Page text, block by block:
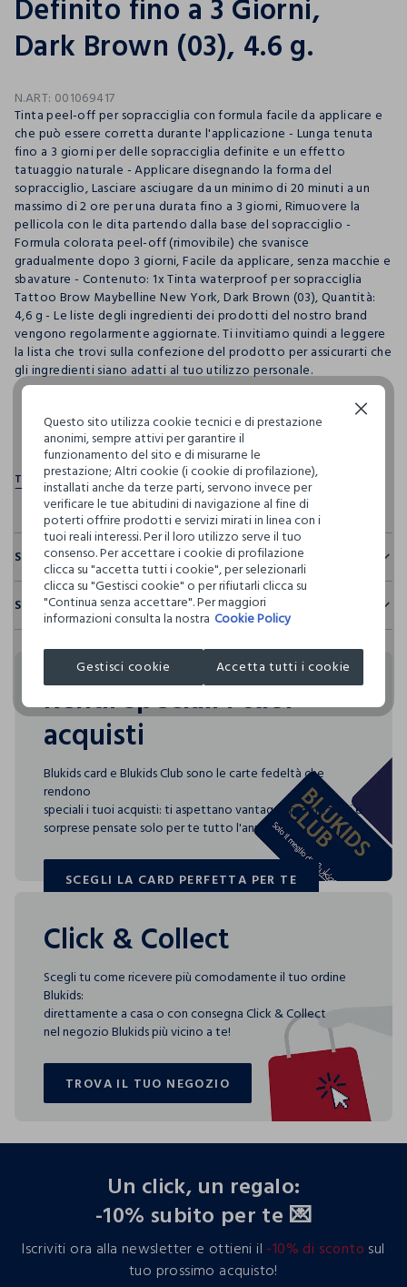
Definito fino a 3 Giorni,
Dark Brown (03), 4.6 g.
N.ART: 001069417
Tinta peel-off per sopracciglia con formula facile da applicare e
che può essere corretta durante l'applicazione - Lunga tenuta
fino a 3 giorni per delle sopracciglia definite e un effetto
tatuaggio naturale - Applicare disegnando la forma del
sopracciglio, Lasciare asciugare da un minimo di 20 minuti a un
massimo di 2 ore per una durata fino a 3 giorni, Rimuovere la
pellicola con le dita partendo dalla base del sopracciglio -
Formula colorata peel-off (rimovibile) che svanisce
gradualmente dopo 3 giorni, Facile da applicare, senza macchie e
sbavature - Contenuto: 1x Tinta waterproof per sopracciglia
Tattoo Brow Maybelline New York, Dark Brown (03), Quantità:
4,6 g - Le liste degli ingredienti dei prodotti del nostro brand
vengono regolarmente aggiornate. Ti invitiamo quindi a leggere
la lista che trovi sulla confezione del prodotto per assicurarti che
gli ingredienti siano adatti al tuo utilizzo personale.
pdp.loyalty.section.advantages
Sostenibilità e trasparenza
Sicurezza
Il 100% dei nostri articoli viene sottoposto a test chimico-
fisici, per verificarne il rispetto dei limiti che abbiamo
definito per l’uso di sostanze chimiche, talvolta anche più
restrittivi rispetto a quelli previsti dalla normativa
internazionale.
Clicca qui per vedere i dettagli
I nostri fornitori
L'OREAL ITALIA SPA - GARNIER
MADE IN CHINA
Spedizione e resi
cambiare idea e restituire i prodotti che hai acquistato.
Rendi speciali i tuoi
acquisti
Blukids card e Blukids Club sono le carte fedeltà che
rendono
speciali i tuoi acquisti: ti aspettano vantaggi, promozioni e
sorprese pensate solo per te tutto l'anno!
SCEGLI LA CARD PERFETTA PER TE
SCEGLI LA CARD PERFETTA PER TE
Click & Collect
Scegli tu come ricevere più comodamente il tuo ordine
Blukids:
direttamente a casa o con consegna Click & Collect
nel negozio Blukids più vicino a te!
TROVA IL TUO NEGOZIO
TROVA IL TUO NEGOZIO
Un click, un regalo:
-10% subito per te 💌
Iscriviti ora alla newsletter e ottieni il -10% di sconto sul
tuo prossimo acquisto!
Questo sito utilizza cookie tecnici e di prestazione
anonimi, sempre attivi per garantire il
funzionamento del sito e di misurarne le
prestazione; Altri cookie (i cookie di profilazione),
installati anche da terze parti, servono invece per
verificare le tue abitudini di navigazione al fine di
poterti offrire prodotti e servizi mirati in linea con i
tuoi reali interessi. Per il loro utilizzo serve il tuo
consenso. Per accettare i cookie di profilazione
clicca su "accetta tutti i cookie", per selezionarli
clicca su "Gestisci cookie" o per rifiutarli clicca su
"Continua senza accettare". Per maggiori
informazioni consulta la nostra Cookie Policy
Gestisci cookie Accetta tutti i cookie
Continua senza accettare